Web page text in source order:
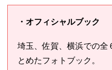
・オフィシャルブック
埼玉、佐賀、横浜での全
とめたフォトブック。